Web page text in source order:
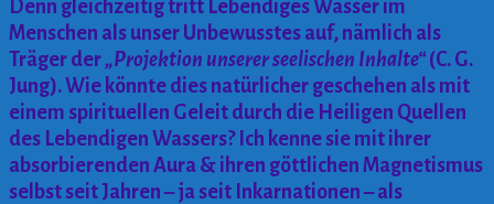
Denn gleichzeitig tritt Lebendiges Wasser im
Menschen als unser Unbewusstes auf, nämlich als
Träger der„Projektion unserer seelischen Inhalte“ (C. G.
Jung). Wie könnte dies natürlicher geschehen als mit
einem spirituellen Geleit durch die Heiligen Quellen
des Lebendigen Wassers? Ich kenne sie mit ihrer
absorbierenden Aura & ihren göttlichen Magnetismus
selbst seit Jahren – ja seit Inkarnationen – als